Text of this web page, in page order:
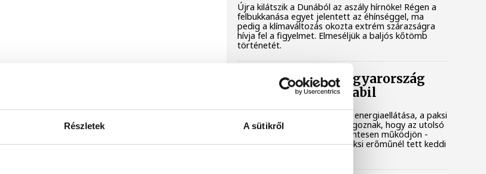
Részletek A sütikről
Újra kilátszik a Dunából az aszály hírnöke! Régen a
felbukkanása egyet jelentett az éhínséggel, ma
pedig a klímaváltozás okozta extrém szárazságra
hívja fel a figyelmet. Elmeséljük a baljós kőtömb
történetét.
Magyar Péter: Magyarország
energiaellátása stabil
Jelenleg stabil Magyarország energiaellátása, a paksi
erőmű munkatársai azon dolgoznak, hogy az utolsó
még termelő turbina hibamentesen működjön -
közölte a miniszterelnök a paksi erőműnél tett keddi